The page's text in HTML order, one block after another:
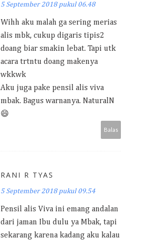
5 September 2018 pukul 06.48
Wihh aku malah ga sering merias
alis mbk, cukup digaris tipis2
doang biar smakin lebat. Tapi utk
acara trtntu doang makenya
wkkwk
Aku juga pake pensil alis viva
mbak. Bagus warnanya. NaturalN
😄
Balas
RANI R TYAS
5 September 2018 pukul 09.54
Pensil alis Viva ini emang andalan
dari jaman Ibu dulu ya Mbak, tapi
sekarang karena kadang aku kalau